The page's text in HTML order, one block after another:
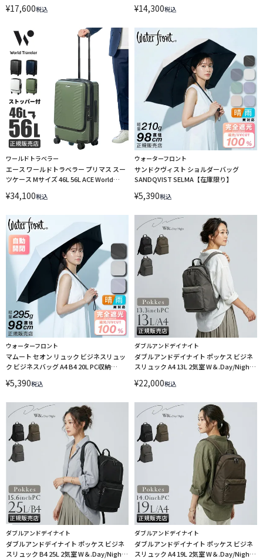
¥17,600税込 ¥14,300税込
ワールドトラベラー
エース ワールドトラベラー プリマス スー
ツケース Mサイズ 46L 56L ACE World
¥34,100税込
ウォーターフロント
サンドクヴィスト ショルダーバッグ
SANDQVIST SELMA【在庫限り】
¥5,390税込
ウォーターフロント
マムート セオン リュック ビジネスリュッ
ク ビジネスバッグ A4 B4 20L PC収納
¥5,390税込
ダブルアンドデイナイト
ダブルアンドデイナイト ポッケス ビジネ
スリュック A4 13L 2気室 W＆.Day/Night
¥22,000税込
ダブルアンドデイナイト
ダブルアンドデイナイト ポッケス ビジネ
スリュック B4 25L 2気室 W＆.Day/Night
ダブルアンドデイナイト
ダブルアンドデイナイト ポッケス ビジネ
スリュック A4 19L 2気室 W＆.Day/Night